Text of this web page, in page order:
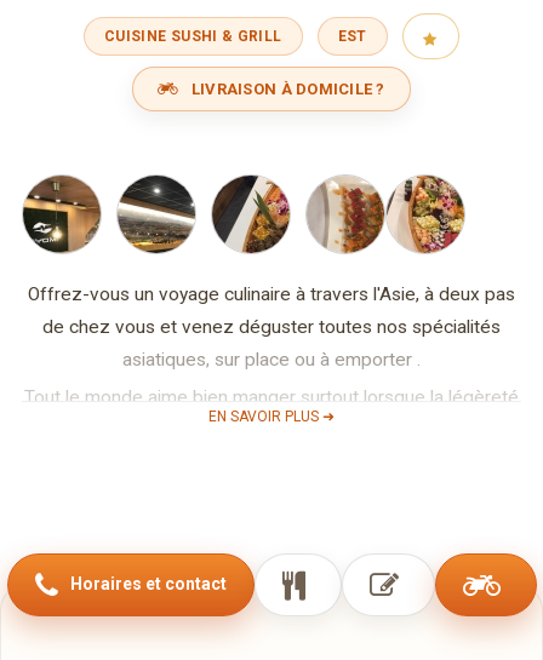
CUISINE SUSHI & GRILL EST
LIVRAISON À DOMICILE ?
EN SAVOIR PLUS ➜
Offrez-vous un voyage culinaire à travers l'Asie, à deux pas
de chez vous et venez déguster toutes nos spécialités
asiatiques, sur place ou à emporter .
Tout le monde aime bien manger surtout lorsque la légèreté
Laissez-vous séduire par l’exotisme d’une cuisine asiatique
raffinée et préparée traditionnellement par nos chefs.
Horaires et contact